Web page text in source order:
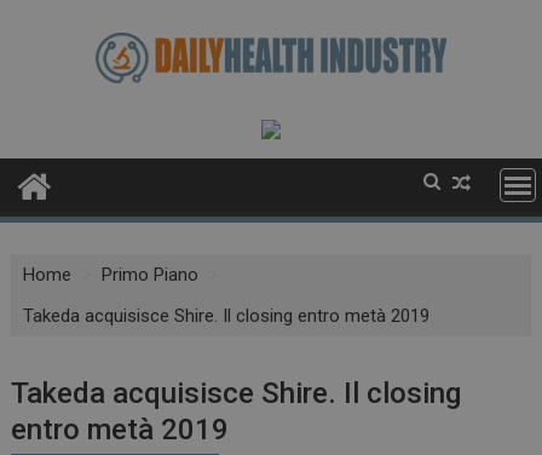
Home
Primo Piano
Takeda acquisisce Shire. Il closing entro metà 2019
Takeda acquisisce Shire. Il closing
entro metà 2019